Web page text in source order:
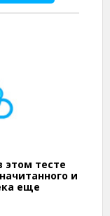
этом тесте
и
еще